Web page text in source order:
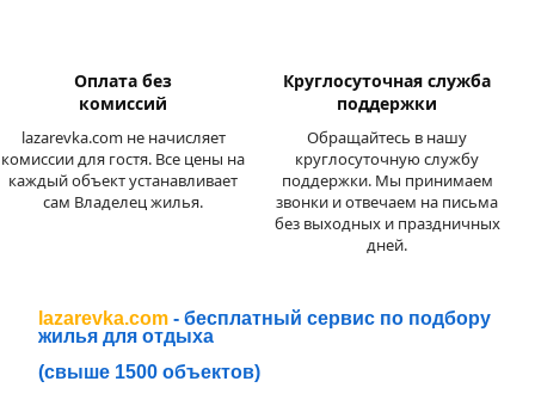
Оплата без
комиссий
lazarevka.com не начисляет
комиссии для гостя. Все цены на
каждый объект устанавливает
сам Владелец жилья.
Круглосуточная служба
поддержки
Обращайтесь в нашу
круглосуточную службу
поддержки. Мы принимаем
звонки и отвечаем на письма
без выходных и праздничных
дней.
lazarevka.com - бесплатный сервис по подбору
жилья для отдыха
(свыше 1500 объектов)